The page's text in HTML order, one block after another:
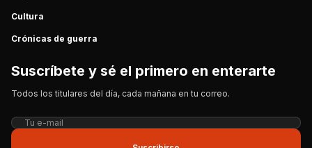
Cultura
Crónicas de guerra
Suscríbete y sé el primero en enterarte
Todos los titulares del día, cada mañana en tu correo.